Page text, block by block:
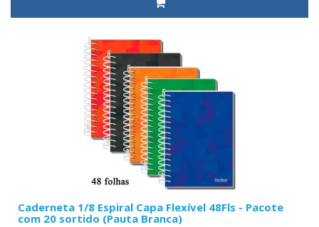
Caderneta 1/8 Espiral Capa Flexível 48Fls - Pacote
com 20 sortido (Pauta Branca)